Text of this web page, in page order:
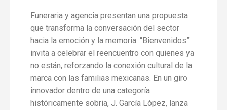
Funeraria y agencia presentan una propuesta
que transforma la conversación del sector
hacia la emoción y la memoria. “Bienvenidos”
invita a celebrar el reencuentro con quienes ya
no están, reforzando la conexión cultural de la
marca con las familias mexicanas. En un giro
innovador dentro de una categoría
históricamente sobria, J. García López, lanza